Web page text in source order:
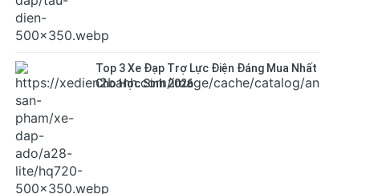
Top 3 Xe Đạp Trợ Lực Điện Đáng Mua Nhất
Cho Học Sinh 2026